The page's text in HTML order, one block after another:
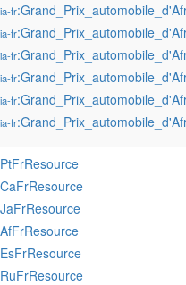
fr
fr
fr
fr
fr
fr